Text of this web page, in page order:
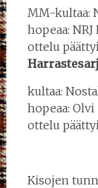
MM-kultaa:
hopeaa: NRJ
ottelu
kultaa:
hopeaa: Olvi
ottelu
Kisojen